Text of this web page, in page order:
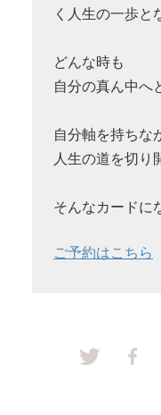
く人生の一歩と
どんな時も
自分の真ん中へ
自分軸を持ちな
人生の道を切り
そんなカードに
ご予約はこちら